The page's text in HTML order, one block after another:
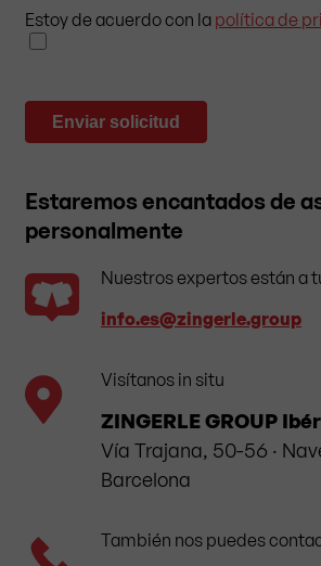
Estaremos encantados de
personalmente
Nuestros expertos están a
info.es​@zingerle.group
Visítanos in situ
ZINGERLE GROUP
Vía Trajana, 50-56 ·
Barcelona
También nos puedes
Estoy de acuerdo con la política de
Enviar solicitud